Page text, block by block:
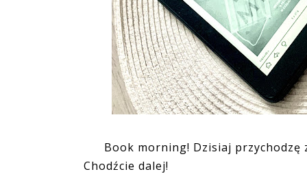
Book morning! Dzisiaj przychodzę
Chodźcie dalej!